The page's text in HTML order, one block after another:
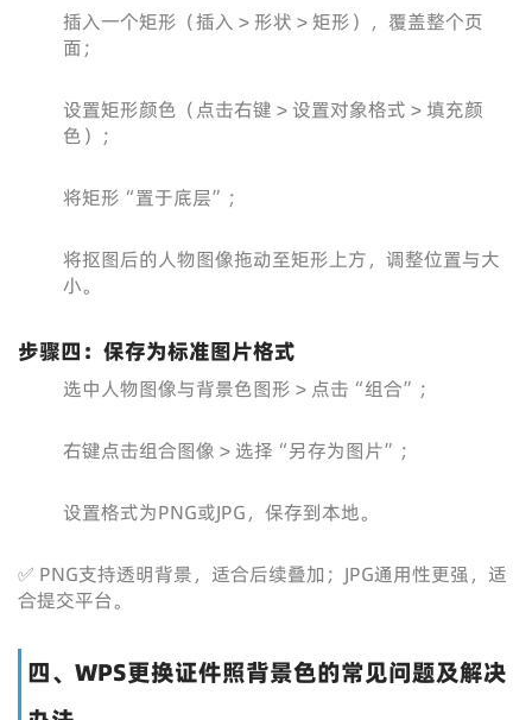
插入一个矩形（插入 > 形状 > 矩形），覆盖整个页
面；
设置矩形颜色（点击右键 > 设置对象格式 > 填充颜
色）；
将矩形“置于底层”；
将抠图后的人物图像拖动至矩形上方，调整位置与大
小。
步骤四：保存为标准图片格式
选中人物图像与背景色图形 > 点击“组合”；
右键点击组合图像 > 选择“另存为图片”；
设置格式为PNG或JPG，保存到本地。
✅ PNG支持透明背景，适合后续叠加；JPG通用性更强，适
合提交平台。
四、WPS更换证件照背景色的常见问题及解决